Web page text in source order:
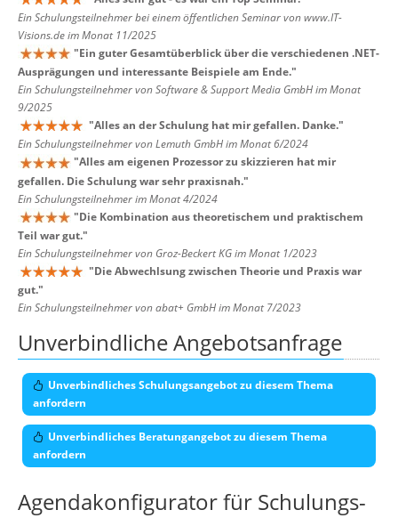
Ein Schulungsteilnehmer bei einem öffentlichen Seminar von www.IT-
Visions.de im Monat 11/2025
"Ein guter Gesamtüberblick über die verschiedenen .NET-
Ausprägungen und interessante Beispiele am Ende."
Ein Schulungsteilnehmer von Software & Support Media GmbH im Monat
9/2025
"Alles an der Schulung hat mir gefallen. Danke."
Ein Schulungsteilnehmer von Lemuth GmbH im Monat 6/2024
"Alles am eigenen Prozessor zu skizzieren hat mir
gefallen. Die Schulung war sehr praxisnah."
Ein Schulungsteilnehmer im Monat 4/2024
"Die Kombination aus theoretischem und praktischem
Teil war gut."
Ein Schulungsteilnehmer von Groz-Beckert KG im Monat 1/2023
"Die Abwechlsung zwischen Theorie und Praxis war
gut."
Ein Schulungsteilnehmer von abat+ GmbH im Monat 7/2023
Unverbindliche Angebotsanfrage
Unverbindliches Schulungsangebot zu diesem Thema
anfordern
Unverbindliches Beratungangebot zu diesem Thema
anfordern
Agendakonfigurator für Schulungs-